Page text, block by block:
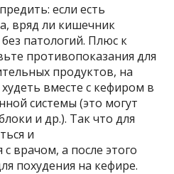
если есть
вряд ли кишечник
патологий. Плюс к
противопоказания для
продуктов, на
вместе с кефиром в
системы (это могут
и др.). Так что для
и
врачом, а после этого
похудения на кефире.